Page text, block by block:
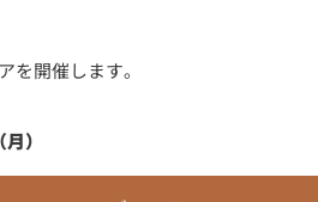
を開催します。
）